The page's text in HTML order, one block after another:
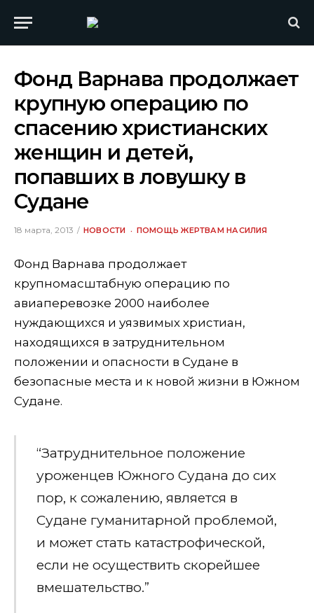
Фонд Варнава продолжает
крупную операцию по
спасению христианских
женщин и детей,
попавших в ловушку в
Судане
18 марта, 2013 НОВОСТИ ПОМОЩЬ ЖЕРТВАМ НАСИЛИЯ
Фонд Варнава продолжает
крупномасштабную операцию по
авиаперевозке 2000 наиболее
нуждающихся и уязвимых христиан,
находящихся в затруднительном
положении и опасности в Судане в
безопасные места и к новой жизни в Южном
Судане.
“Затруднительное положение
уроженцев Южного Судана до сих
пор, к сожалению, является в
Судане гуманитарной проблемой,
и может стать катастрофической,
если не осуществить скорейшее
вмешательство.”